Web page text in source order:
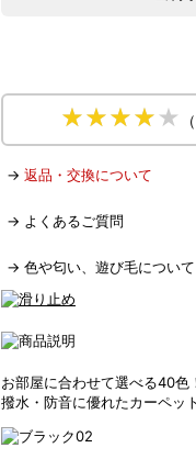
→ 返品・交換について
→ よくあるご質問
→ 色や匂い、遊び毛について
お部屋に合わせて選べる40色
撥水・防音に優れたカーペット